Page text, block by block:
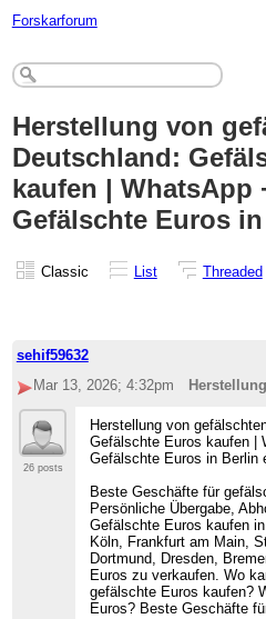
Forskarforum
Herstellung von
Deutschland:
kaufen | WhatsApp
Gefälschte Euros
Classic List
Threaded
sehif59632
Mar 13, 2026; 4:32pm
26 posts
Herstellung von
Gefälschte Euros kaufen |
Gefälschte Euros in Berlin
Beste Geschäfte für
Persönliche Übergabe,
Gefälschte Euros kaufen
Köln, Frankfurt am Main,
Dortmund, Dresden,
Euros zu verkaufen. Wo
gefälschte Euros kaufen?
Euros? Beste Geschäfte